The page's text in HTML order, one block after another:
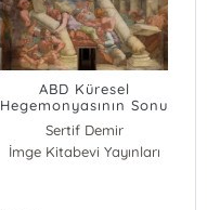
ABD Küresel
Hegemonyasının Sonu
Mu?
Sertif Demir
İmge Kitabevi Yayınları